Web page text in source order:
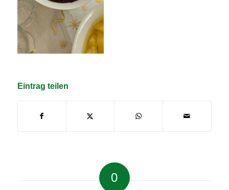
Eintrag teilen
0